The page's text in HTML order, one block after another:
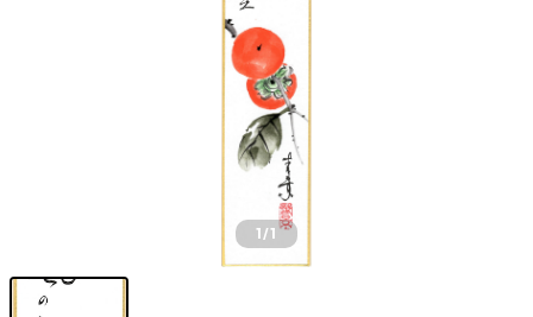
1/1